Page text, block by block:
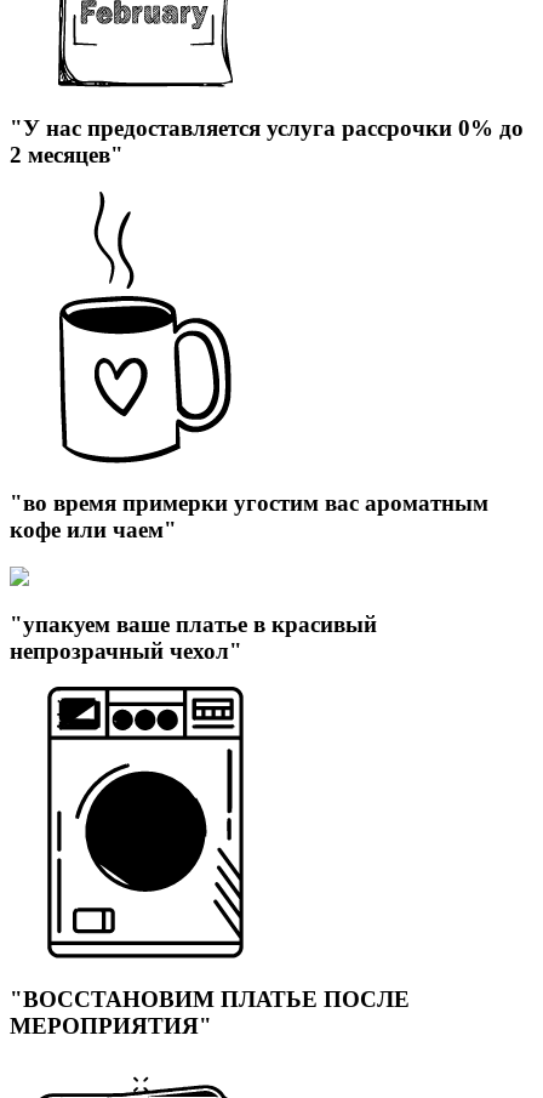
"У нас предоставляется услуга рассрочки 0% до
2 месяцев"
"во время примерки угостим вас ароматным
кофе или чаем"
"упакуем ваше платье в красивый
непрозрачный чехол"
"ВОССТАНОВИМ ПЛАТЬЕ ПОСЛЕ
МЕРОПРИЯТИЯ"